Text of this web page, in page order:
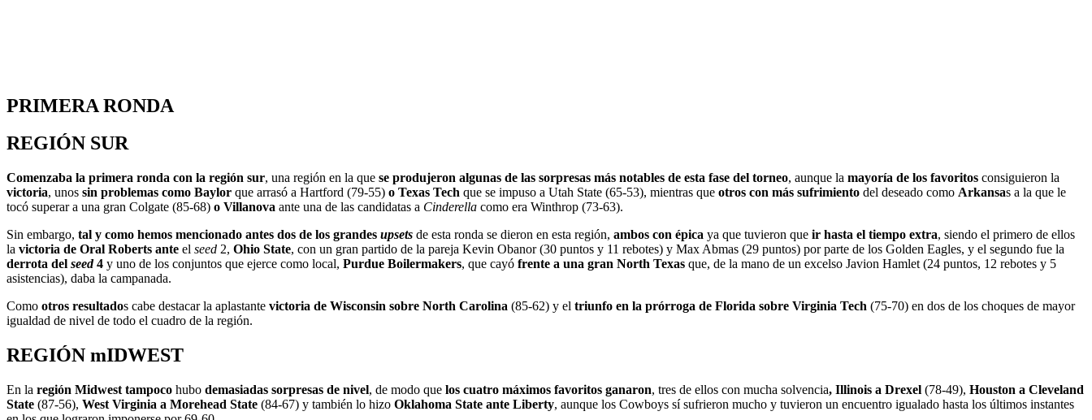
PRIMERA RONDA
REGIÓN SUR
Comenzaba la primera ronda con la región sur, una región en la que se produjeron algunas de las sorpresas más notables de esta fase del torneo, aunque la mayoría de los favoritos consiguieron la
victoria, unos sin problemas como Baylor que arrasó a Hartford (79-55) o Texas Tech que se impuso a Utah State (65-53), mientras que otros con más sufrimiento del deseado como Arkansas a la que le
tocó superar a una gran Colgate (85-68) o Villanova ante una de las candidatas a Cinderella como era Winthrop (73-63).
Sin embargo, tal y como hemos mencionado antes dos de los grandes upsets de esta ronda se dieron en esta región, ambos con épica ya que tuvieron que ir hasta el tiempo extra, siendo el primero de ellos
la victoria de Oral Roberts ante el seed 2, Ohio State, con un gran partido de la pareja Kevin Obanor (30 puntos y 11 rebotes) y Max Abmas (29 puntos) por parte de los Golden Eagles, y el segundo fue la
derrota del seed4 y uno de los conjuntos que ejerce como local, Purdue Boilermakers, que cayó frente a una gran North Texas que, de la mano de un excelso Javion Hamlet (24 puntos, 12 rebotes y 5
asistencias), daba la campanada.
Como otros resultados cabe destacar la aplastante victoria de Wisconsin sobre North Carolina (85-62) y el triunfo en la prórroga de Florida sobre Virginia Tech (75-70) en dos de los choques de mayor
igualdad de nivel de todo el cuadro de la región.
REGIÓN mIDWEST
En la región Midwest tampoco hubo demasiadas sorpresas de nivel, de modo que los cuatro máximos favoritos ganaron, tres de ellos con mucha solvencia, Illinois a Drexel (78-49), Houston a Cleveland
State (87-56), West Virginia a Morehead State (84-67) y también lo hizo Oklahoma State ante Liberty, aunque los Cowboys sí sufrieron mucho y tuvieron un encuentro igualado hasta los últimos instantes